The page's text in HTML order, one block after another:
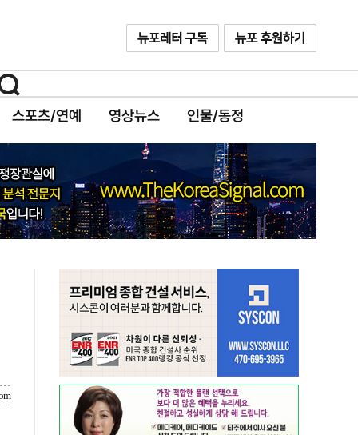
스포츠/연예 영상뉴스 인물/동정